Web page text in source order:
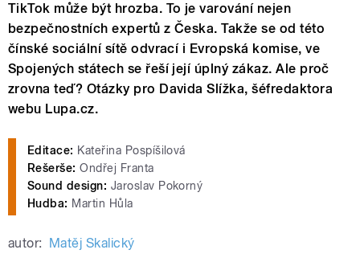
TikTok může být hrozba. To je varování nejen
bezpečnostních expertů z Česka. Takže se od této
čínské sociální sítě odvrací i Evropská komise, ve
Spojených státech se řeší její úplný zákaz. Ale proč
zrovna teď? Otázky pro Davida Slížka, šéfredaktora
webu Lupa.cz.
Editace: Kateřina Pospíšilová
Rešerše: Ondřej Franta
Sound design: Jaroslav Pokorný
Hudba: Martin Hůla
autor: Matěj Skalický